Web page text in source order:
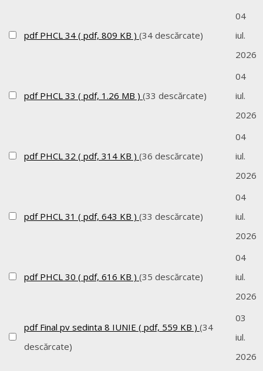
pdf PHCL 34 ( pdf, 809 KB ) (34 descărcate)
04
iul.
2026
pdf PHCL 33 ( pdf, 1.26 MB ) (33 descărcate)
04
iul.
2026
pdf PHCL 32 ( pdf, 314 KB ) (36 descărcate)
04
iul.
2026
pdf PHCL 31 ( pdf, 643 KB ) (33 descărcate)
04
iul.
2026
pdf PHCL 30 ( pdf, 616 KB ) (35 descărcate)
04
iul.
2026
pdf Final pv sedinta 8 IUNIE ( pdf, 559 KB ) (34
descărcate)
03
iul.
2026